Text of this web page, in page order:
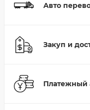
Авто
Закуп и
Платежный